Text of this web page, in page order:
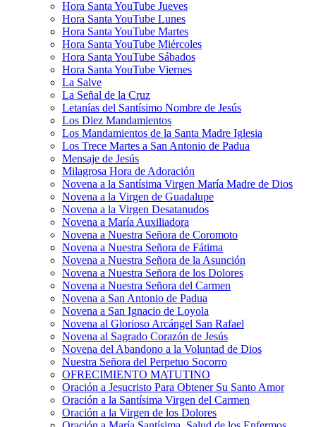
Hora Santa YouTube Jueves
Hora Santa YouTube Lunes
Hora Santa YouTube Martes
Hora Santa YouTube Miércoles
Hora Santa YouTube Sábados
Hora Santa YouTube Viernes
La Salve
La Señal de la Cruz
Letanías del Santísimo Nombre de Jesús
Los Diez Mandamientos
Los Mandamientos de la Santa Madre Iglesia
Los Trece Martes a San Antonio de Padua
Mensaje de Jesús
Milagrosa Hora de Adoración
Novena a la Santísima Virgen María Madre de Dios
Novena a la Virgen de Guadalupe
Novena a la Virgen Desatanudos
Novena a María Auxiliadora
Novena a Nuestra Señora de Coromoto
Novena a Nuestra Señora de Fátima
Novena a Nuestra Señora de la Asunción
Novena a Nuestra Señora de los Dolores
Novena a Nuestra Señora del Carmen
Novena a San Antonio de Padua
Novena a San Ignacio de Loyola
Novena al Glorioso Arcángel San Rafael
Novena al Sagrado Corazón de Jesús
Novena del Abandono a la Voluntad de Dios
Nuestra Señora del Perpetuo Socorro
OFRECIMIENTO MATUTINO
Oración a Jesucristo Para Obtener Su Santo Amor
Oración a la Santísima Virgen del Carmen
Oración a la Virgen de los Dolores